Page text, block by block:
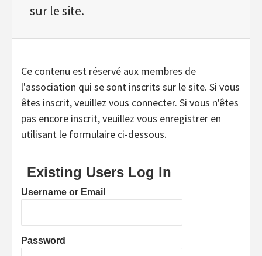
sur le site.
Ce contenu est réservé aux membres de
l'association qui se sont inscrits sur le site. Si vous
êtes inscrit, veuillez vous connecter. Si vous n'êtes
pas encore inscrit, veuillez vous enregistrer en
utilisant le formulaire ci-dessous.
Existing Users Log In
Username or Email
Password